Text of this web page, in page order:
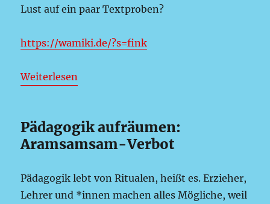
Lust auf ein paar Textproben?
https://wamiki.de/?s=fink
Weiterlesen
wamiki
Pädagogik aufräumen:
Aramsamsam-Verbot
Pädagogik lebt von Ritualen, heißt es. Erzieher,
Lehrer und *innen machen alles Mögliche, weil